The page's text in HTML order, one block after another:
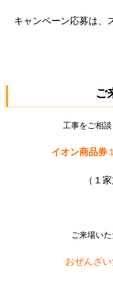
キャンペーン応募は、
ご
工事をご相
イオン商品券
（１
ご来場い
おぜんざ